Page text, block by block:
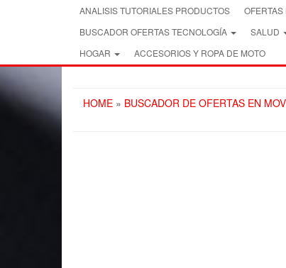
ANALISIS TUTORIALES PRODUCTOS
BUSCADOR OFERTAS TECNOLOGÍA
SALUD
HOGAR
ACCESORIOS Y ROPA DE MOTO
HOME » BUSCADOR DE OFERTAS EN